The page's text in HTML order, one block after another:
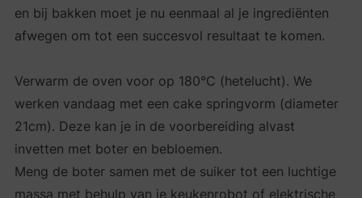
en bij bakken moet je nu eenmaal al je ingrediënten
afwegen om tot een succesvol resultaat te komen.
Verwarm de oven voor op 180°C (hetelucht). We
werken vandaag met een cake springvorm (diameter
21cm). Deze kan je in de voorbereiding alvast
invetten met boter en bebloemen.
Meng de boter samen met de suiker tot een luchtige
massa met behulp van je keukenrobot of elektrische